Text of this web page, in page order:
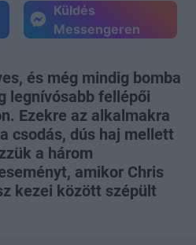
Küldés
Messengeren
és még mindig bomba
legnívósabb fellépői
Ezekre az alkalmakra
csodás, dús haj mellett
a három
amikor Chris
kezei között szépült